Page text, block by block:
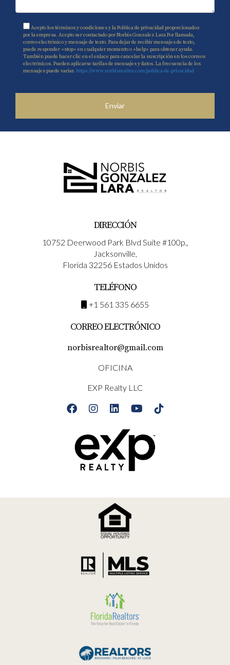
Acepto los términos y condiciones y la Política de privacidad proporcionados
por la empresa. Acepto ser contactado por Norbis Gonzalez Lara Por llamada,
correo electrónico y mensaje de texto. Para dejar de recibir mensajes de texto,
puede responder «stop» en cualquier momento o «help» para obtener ayuda.
También puede hacer clic en el enlace para cancelar la suscripción en los correos
electrónicos. Pueden aplicarse tarifas de mensajes y datos. La frecuencia de los
mensajes puede variar. https://www.norbisrealtor.com/politica-de-privacidad
Enviar
DIRECCIÓN
10752 Deerwood Park Blvd Suite #100p,,
Jacksonville,
Florida 32256 Estados Unidos
TELÉFONO
+1 561 335 6655
CORREO ELECTRÓNICO
norbisrealtor@gmail.com
OFICINA
EXP Realty LLC